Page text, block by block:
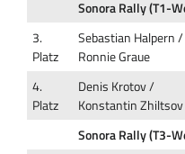
Sonora Rally (T1-
3.
Platz
Sebastian Halpern /
Ronnie Graue
4.
Platz
Denis Krotov /
Konstantin Zhiltsov
Sonora Rally (T3-